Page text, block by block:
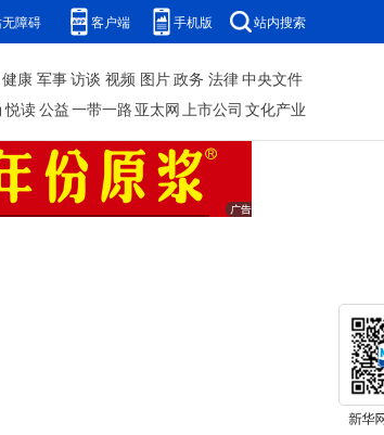
障碍 客户端 手机版 站内搜索
健康 军事访谈 视频 图片政务 法律中央文件
悦读公益一带一路 亚太网上市公司 文化产业